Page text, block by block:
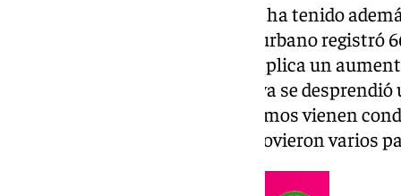
La presencia en el recinto ferial ha tenido
transporte público. El autobús urbano registró
celebración de la feria, lo que implica un
respecto al año 2025, en el que ya se
ocasión, no obstante, los guarismos vienen
empleados del Metro, que promovieron varios